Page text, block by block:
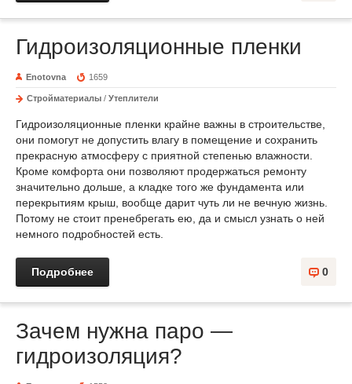
Гидроизоляционные пленки
Enotovna 1659
Стройматериалы / Утеплители
Гидроизоляционные пленки крайне важны в строительстве,
они помогут не допустить влагу в помещение и сохранить
прекрасную атмосферу с приятной степенью влажности.
Кроме комфорта они позволяют продержаться ремонту
значительно дольше, а кладке того же фундамента или
перекрытиям крыш, вообще дарит чуть ли не вечную жизнь.
Потому не стоит пренебрегать ею, да и смысл узнать о ней
немного подробностей есть.
0
Подробнее
Зачем нужна паро —
гидроизоляция?